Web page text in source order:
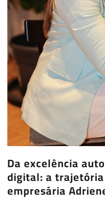
Da excelência
digital: a
empresária